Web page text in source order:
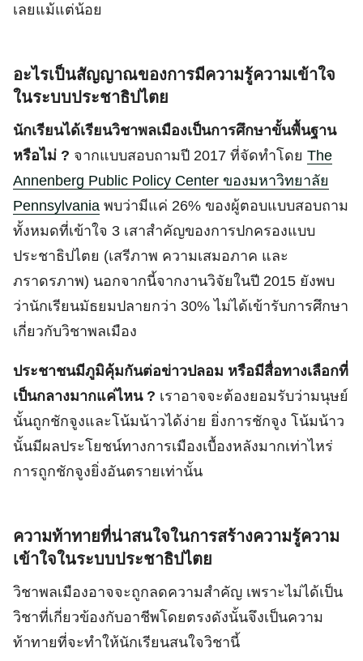
เลยแม้แต่น้อย
อะไรเป็นสัญญาณของการมีความรู้ความเข้าใจ
ในระบบประชาธิปไตย
นักเรียนได้เรียนวิชาพลเมืองเป็นการศึกษาขั้นพื้นฐาน
หรือไม่ ? จากแบบสอบถามปี 2017 ที่จัดทำโดย The
Annenberg Public Policy Center ของมหาวิทยาลัย
Pennsylvania พบว่ามีแค่ 26% ของผู้ตอบแบบสอบถาม
ทั้งหมดที่เข้าใจ 3 เสาสำคัญของการปกครองแบบ
ประชาธิปไตย (เสรีภาพ ความเสมอภาค และ
ภราดรภาพ) นอกจากนี้จากงานวิจัยในปี 2015 ยังพบ
ว่านักเรียนมัธยมปลายกว่า 30% ไม่ได้เข้ารับการศึกษา
เกี่ยวกับวิชาพลเมือง
ประชาชนมีภูมิคุ้มกันต่อข่าวปลอม หรือมีสื่อทางเลือกที่
เป็นกลางมากแค่ไหน ? เราอาจจะต้องยอมรับว่ามนุษย์
นั้นถูกชักจูงและโน้มน้าวได้ง่าย ยิ่งการชักจูง โน้มน้าว
นั้นมีผลประโยชน์ทางการเมืองเบื้องหลังมากเท่าไหร่
การถูกชักจูงยิ่งอันตรายเท่านั้น
ความท้าทายที่น่าสนใจในการสร้างความรู้ความ
เข้าใจในระบบประชาธิปไตย
วิชาพลเมืองอาจจะถูกลดความสำคัญ เพราะไม่ได้เป็น
วิชาที่เกี่ยวข้องกับอาชีพโดยตรงดังนั้นจึงเป็นความ
ท้าทายที่จะทำให้นักเรียนสนใจวิชานี้